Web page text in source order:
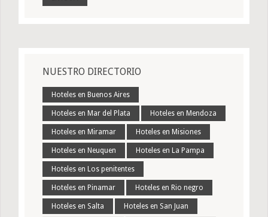
NUESTRO DIRECTORIO
Hoteles en Buenos Aires
Hoteles en Mar del Plata Hoteles en Mendoza
Hoteles en Miramar Hoteles en Misiones
Hoteles en Neuquen Hoteles en La Pampa
Hoteles en Los penitentes
Hoteles en Pinamar Hoteles en Rio negro
Hoteles en Salta Hoteles en San Juan